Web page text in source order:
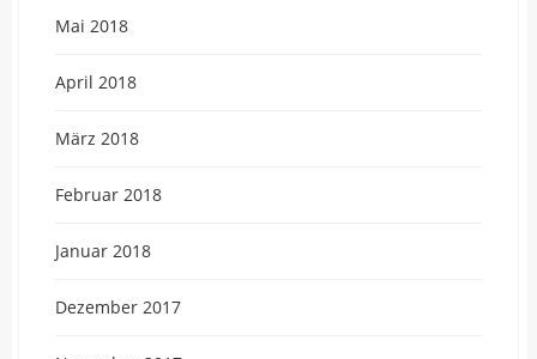
Mai 2018
April 2018
März 2018
Februar 2018
Januar 2018
Dezember 2017